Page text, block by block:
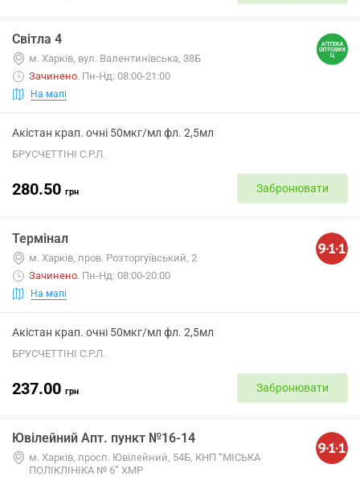
Світла 4
м. Харків, вул. Валентинівська, 38Б
Зачинено. Пн-Нд: 08:00-21:00
На мапі
Акістан крап. очні 50мкг/мл фл. 2,5мл
БРУСЧЕТТІНІ С.Р.Л.
280.50 грн Забронювати
Термінал
м. Харків, пров. Розторгуївський, 2
Зачинено. Пн-Нд: 08:00-20:00
На мапі
Акістан крап. очні 50мкг/мл фл. 2,5мл
БРУСЧЕТТІНІ С.Р.Л.
237.00 грн Забронювати
Ювілейний Апт. пункт №16-14
м. Харків, просп. Ювілейний, 54Б, КНП “МІСЬКА
ПОЛІКЛІНІКА № 6” ХМР